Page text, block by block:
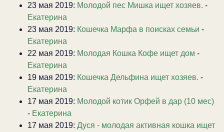
23 мая 2019: Молодой пес Мишка ищет хозяев. -
Екатерина
23 мая 2019: Кошечка Марфа в поисках семьи -
Екатерина
22 мая 2019: Молодая Кошка Кофе ищет дом -
Екатерина
19 мая 2019: Кошечка Дельфина ищет хозяев. -
Екатерина
17 мая 2019: Молодой котик Орфей в дар (10 мес)
- Екатерина
17 мая 2019: Дуся - молодая активная кошка ищет